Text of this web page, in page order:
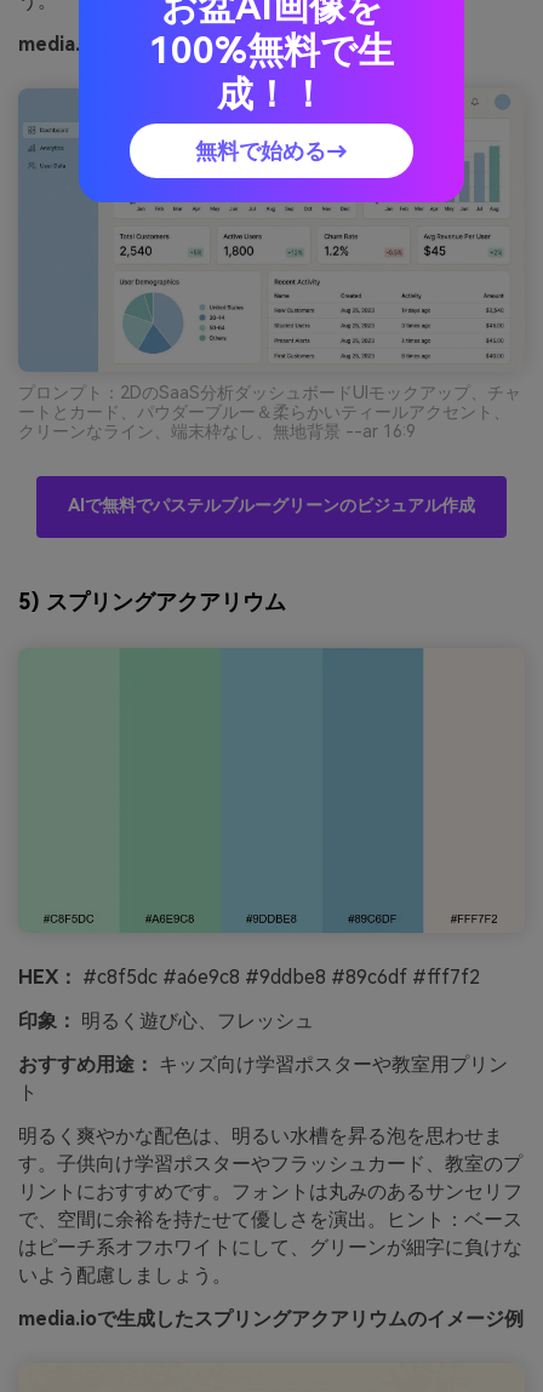
media.ioで生成したパウダータイドのイメージ例
プロンプト：2DのSaaS分析ダッシュボードUIモックアップ、チャ
ートとカード、パウダーブルー＆柔らかいティールアクセント、
クリーンなライン、端末枠なし、無地背景 --ar 16:9
AIで無料でパステルブルーグリーンのビジュアル作成
5) スプリングアクアリウム
HEX： #c8f5dc #a6e9c8 #9ddbe8 #89c6df #fff7f2
印象： 明るく遊び心、フレッシュ
おすすめ用途： キッズ向け学習ポスターや教室用プリン
ト
明るく爽やかな配色は、明るい水槽を昇る泡を思わせま
す。子供向け学習ポスターやフラッシュカード、教室のプ
リントにおすすめです。フォントは丸みのあるサンセリフ
で、空間に余裕を持たせて優しさを演出。ヒント：ベース
はピーチ系オフホワイトにして、グリーンが細字に負けな
いよう配慮しましょう。
media.ioで生成したスプリングアクアリウムのイメージ例
100%無料で生
成！！
無料で始める→